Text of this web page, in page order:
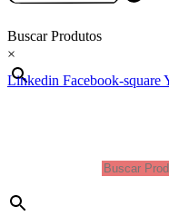
Buscar Produtos
×
Linkedin Facebook-square